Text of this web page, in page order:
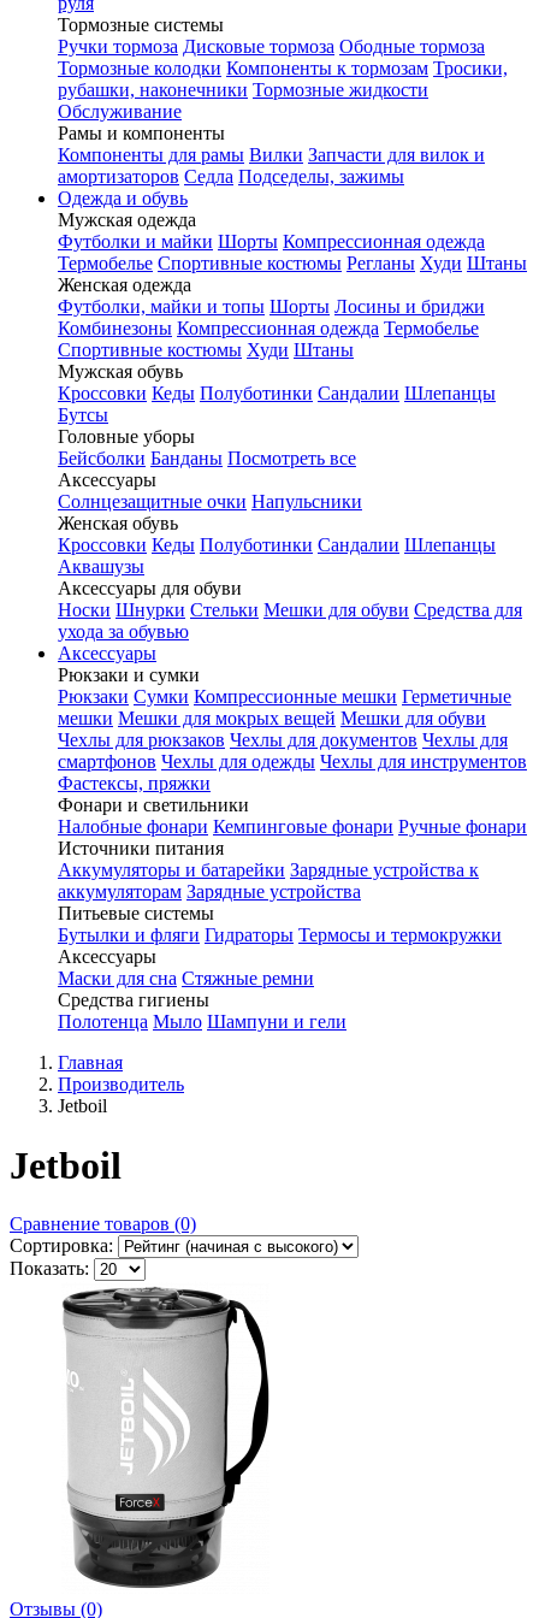
Тормозные системы
Ручки тормоза Дисковые тормоза Ободные тормоза
Тормозные колодки Компоненты к тормозам Тросики,
рубашки, наконечники Тормозные жидкости
Обслуживание
Рамы и компоненты
Компоненты для рамы Вилки Запчасти для вилок и
амортизаторов Седла Подседелы, зажимы
Одежда и обувь
Мужская одежда
Футболки и майки Шорты Компрессионная одежда
Термобелье Спортивные костюмы Регланы Худи Штаны
Женская одежда
Футболки, майки и топы Шорты Лосины и бриджи
Комбинезоны Компрессионная одежда Термобелье
Спортивные костюмы Худи Штаны
Мужская обувь
Кроссовки Кеды Полуботинки Сандалии Шлепанцы
Бутсы
Головные уборы
Бейсболки Банданы Посмотреть все
Аксессуары
Солнцезащитные очки Напульсники
Женская обувь
Кроссовки Кеды Полуботинки Сандалии Шлепанцы
Аквашузы
Аксессуары для обуви
Носки Шнурки Стельки Мешки для обуви Средства для
ухода за обувью
Аксессуары
Рюкзаки и сумки
Рюкзаки Сумки Компрессионные мешки Герметичные
мешки Мешки для мокрых вещей Мешки для обуви
Чехлы для рюкзаков Чехлы для документов Чехлы для
смартфонов Чехлы для одежды Чехлы для инструментов
Фастексы, пряжки
Фонари и светильники
Налобные фонари Кемпинговые фонари Ручные фонари
Источники питания
Аккумуляторы и батарейки Зарядные устройства к
аккумуляторам Зарядные устройства
Питьевые системы
Бутылки и фляги Гидраторы Термосы и термокружки
Аксессуары
Маски для сна Стяжные ремни
Средства гигиены
Полотенца Мыло Шампуни и гели
Главная
Производитель
Jetboil
Jetboil
Сравнение товаров (0)
Сортировка:
Показать:
Отзывы (0)